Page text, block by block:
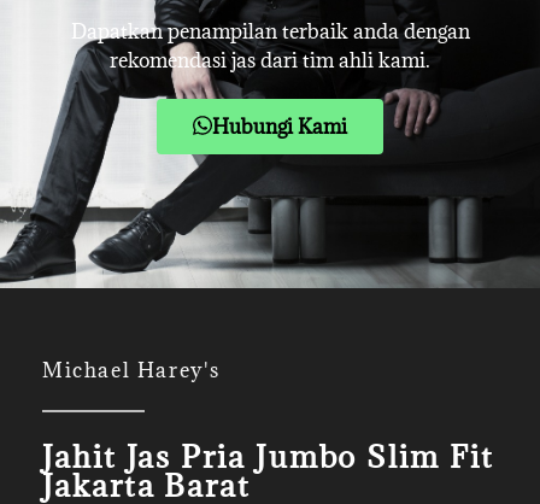
Dapatkan penampilan terbaik anda dengan
rekomendasi jas dari tim ahli kami.
Hubungi Kami
Michael Harey's
Jahit Jas Pria Jumbo Slim Fit
Jakarta Barat